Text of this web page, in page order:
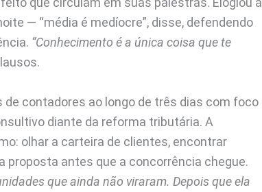
— “média é medíocre”, disse, defendendo
“Conhecimento é a única coisa que te
de contadores ao longo de três dias com foco
diante da reforma tributária. A
olhar a carteira de clientes, encontrar
proposta antes que a concorrência chegue.
que ainda não viraram. Depois que ela